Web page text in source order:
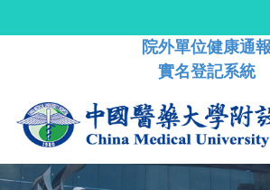
院外單位健康通報
實名登記系統